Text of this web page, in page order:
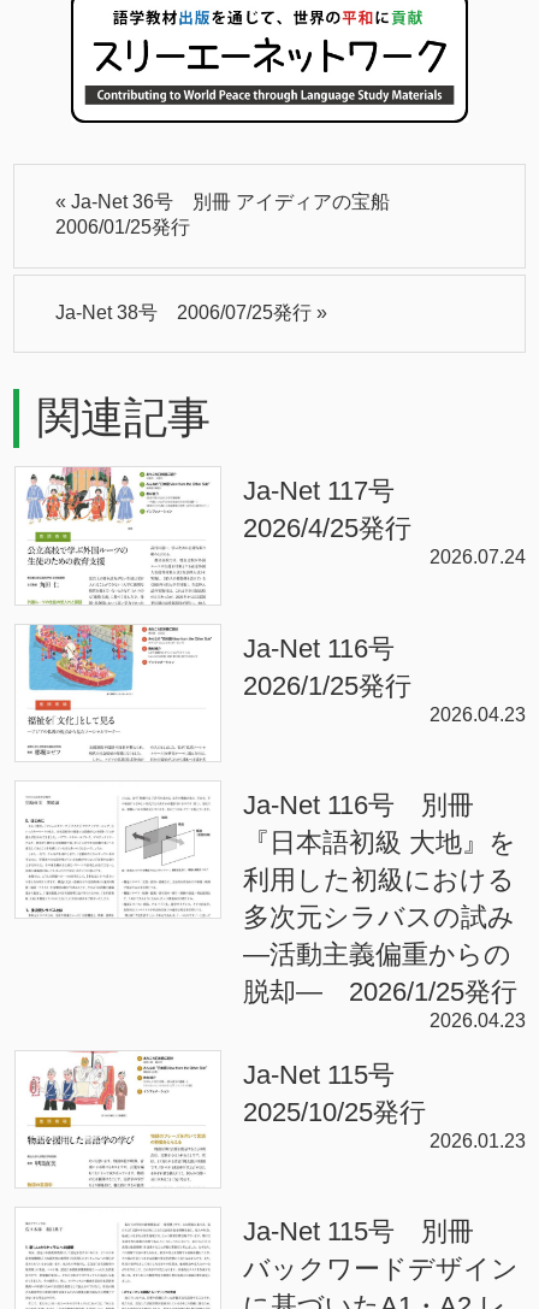
«Ja-Net 36号 別冊 アイディアの宝船
2006/01/25発行
Ja-Net 38号 2006/07/25発行 »
関連記事
Ja-Net 117号
2026/4/25発行
2026.07.24
Ja-Net 116号
2026/1/25発行
2026.04.23
Ja-Net 116号 別冊
『日本語初級 大地』を
利用した初級における
多次元シラバスの試み
—活動主義偏重からの
脱却— 2026/1/25発行
2026.04.23
Ja-Net 115号
2025/10/25発行
2026.01.23
Ja-Net 115号 別冊
バックワードデザイン